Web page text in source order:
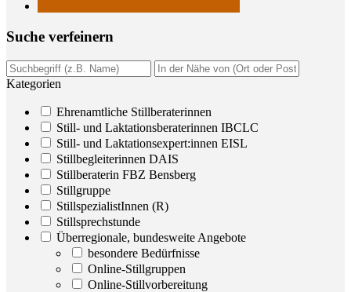
Suche ver­fei­nern
Kategorien
Ehrenamtliche Stillberaterinnen
Still- und Laktationsberaterinnen IBCLC
Still- und Laktationsexpert:innen EISL
Stillbegleiterinnen DAIS
Stillberaterin FBZ Bensberg
Stillgruppe
StillspezialistInnen (R)
Stillsprechstunde
Überregionale, bundesweite Angebote
besondere Bedürfnisse
Online-Stillgruppen
Online-Stillvorbereitung